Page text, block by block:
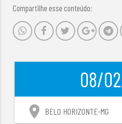
Compartilhe esse conteúdo:
08/
location_on BELO HORIZONTE-MG